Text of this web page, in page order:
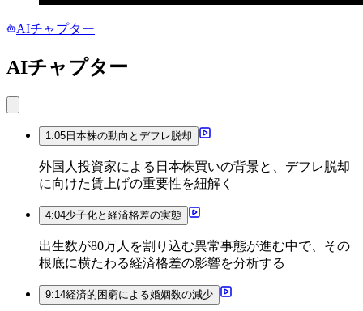
AIチャプター
AIチャプター
1:05 日本株の動向とデフレ脱却
外国人投資家による日本株買いの背景と、デフレ脱却
に向けた賃上げの重要性を紐解く
4:04少子化と経済格差の実態
出生数が80万人を割り込む異常事態が進む中で、その
根底に横たわる経済格差の影響を分析する
9:14経済的困窮による婚姻数の減少